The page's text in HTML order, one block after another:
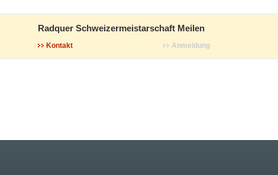
Radquer Schweizermeistarschaft Meilen
Kontakt Anmeldung